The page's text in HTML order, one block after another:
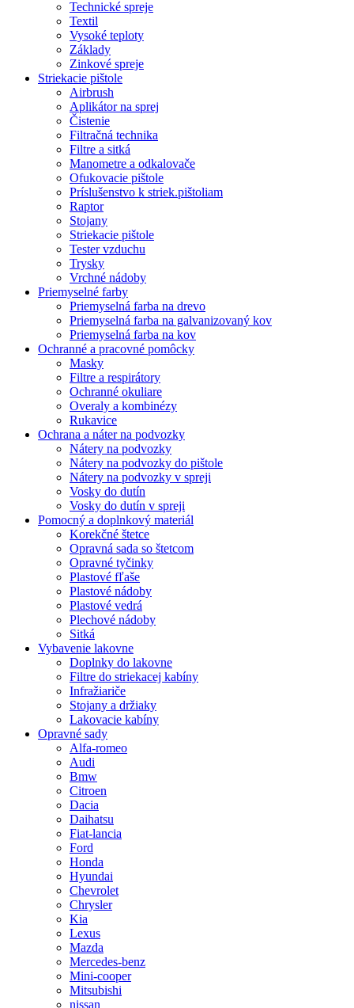
Technické spreje
Textil
Vysoké teploty
Základy
Zinkové spreje
Striekacie pištole
Airbrush
Aplikátor na sprej
Čistenie
Filtračná technika
Filtre a sitká
Manometre a odkalovače
Ofukovacie pištole
Príslušenstvo k striek.pištoliam
Raptor
Stojany
Striekacie pištole
Tester vzduchu
Trysky
Vrchné nádoby
Priemyselné farby
Priemyselná farba na drevo
Priemyselná farba na galvanizovaný kov
Priemyselná farba na kov
Ochranné a pracovné pomôcky
Masky
Filtre a respirátory
Ochranné okuliare
Overaly a kombinézy
Rukavice
Ochrana a náter na podvozky
Nátery na podvozky
Nátery na podvozky do pištole
Nátery na podvozky v spreji
Vosky do dutín
Vosky do dutín v spreji
Pomocný a doplnkový materiál
Korekčné štetce
Opravná sada so štetcom
Opravné tyčinky
Plastové fľaše
Plastové nádoby
Plastové vedrá
Plechové nádoby
Sitká
Vybavenie lakovne
Doplnky do lakovne
Filtre do striekacej kabíny
Infražiariče
Stojany a držiaky
Lakovacie kabíny
Opravné sady
Alfa-romeo
Audi
Bmw
Citroen
Dacia
Daihatsu
Fiat-lancia
Ford
Honda
Hyundai
Chevrolet
Chrysler
Kia
Lexus
Mazda
Mercedes-benz
Mini-cooper
Mitsubishi
nissan